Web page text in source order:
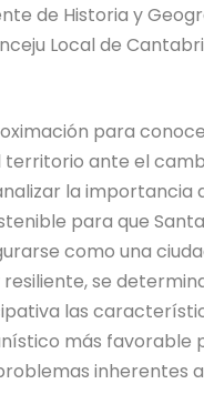
de Historia y
Local de
para
territorio ante el
la importancia
para que
como una
se
las
más favorable
inherentes